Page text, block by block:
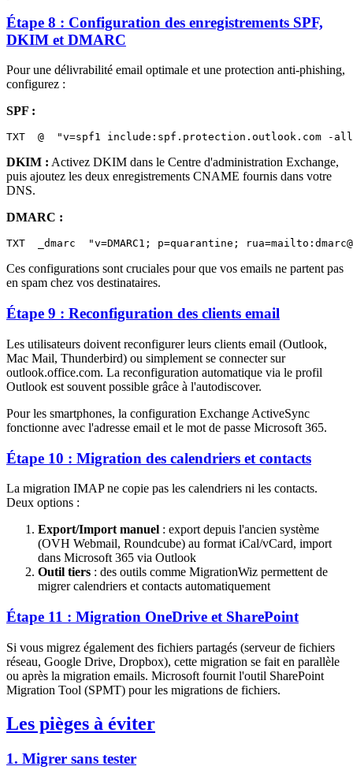
Étape 8 : Configuration des enregistrements SPF,
DKIM et DMARC
Pour une délivrabilité email optimale et une protection anti-phishing,
configurez :
SPF :
DKIM : Activez DKIM dans le Centre d'administration Exchange,
puis ajoutez les deux enregistrements CNAME fournis dans votre
DNS.
DMARC :
Ces configurations sont cruciales pour que vos emails ne partent pas
en spam chez vos destinataires.
Étape 9 : Reconfiguration des clients email
Les utilisateurs doivent reconfigurer leurs clients email (Outlook,
Mac Mail, Thunderbird) ou simplement se connecter sur
outlook.office.com. La reconfiguration automatique via le profil
Outlook est souvent possible grâce à l'autodiscover.
Pour les smartphones, la configuration Exchange ActiveSync
fonctionne avec l'adresse email et le mot de passe Microsoft 365.
Étape 10 : Migration des calendriers et contacts
La migration IMAP ne copie pas les calendriers ni les contacts.
Deux options :
Export/Import manuel : export depuis l'ancien système
(OVH Webmail, Roundcube) au format iCal/vCard, import
dans Microsoft 365 via Outlook
Outil tiers : des outils comme MigrationWiz permettent de
migrer calendriers et contacts automatiquement
Étape 11 : Migration OneDrive et SharePoint
Si vous migrez également des fichiers partagés (serveur de fichiers
réseau, Google Drive, Dropbox), cette migration se fait en parallèle
ou après la migration emails. Microsoft fournit l'outil SharePoint
Migration Tool (SPMT) pour les migrations de fichiers.
Les pièges à éviter
1. Migrer sans tester